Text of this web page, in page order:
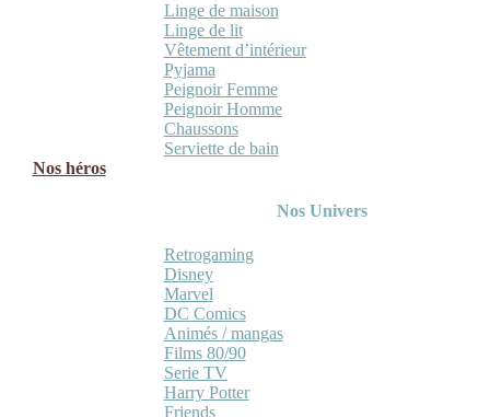
Linge de maison
Linge de lit
Vêtement d’intérieur
Pyjama
Peignoir Femme
Peignoir Homme
Chaussons
Serviette de bain
Nos héros
Nos Univers
Retrogaming
Disney
Marvel
DC Comics
Animés / mangas
Films 80/90
Serie TV
Harry Potter
Friends